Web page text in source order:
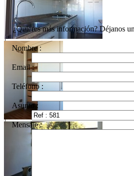
¿Quieres más información? Déjanos
Nombre :
Email :
Teléfono :
Asunto :
Mensaje :